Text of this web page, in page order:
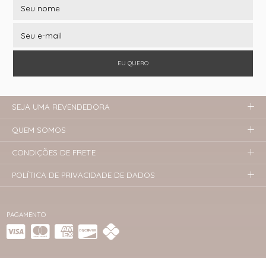
EU QUERO
PAGAMENTO
SEJA UMA REVENDEDORA
QUEM SOMOS
CONDIÇÕES DE FRETE
POLÍTICA DE PRIVACIDADE DE DADOS